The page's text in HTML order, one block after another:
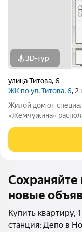
3D-тур
улица Титова,6
ЖК по ул. Титова, 6, 2
Жилой дом от
«Жемчужина»
входа и один лифт.
Сохраняйте
новые
Купить квартиру,
станция: Депо в